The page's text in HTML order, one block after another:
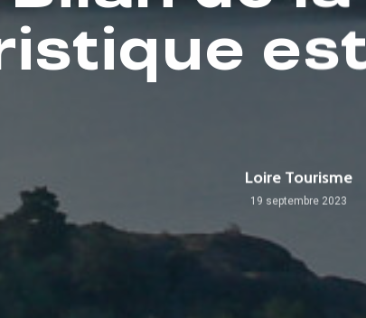
Loire Tourisme
19 septembre 2023